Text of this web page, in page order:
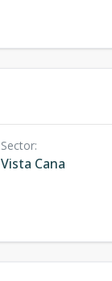
Sector:
Vista Cana